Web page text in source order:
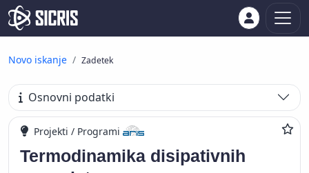
Novo iskanje Zadetek
Osnovni podatki
Projekti / Programi
Termodinamika disipativnih